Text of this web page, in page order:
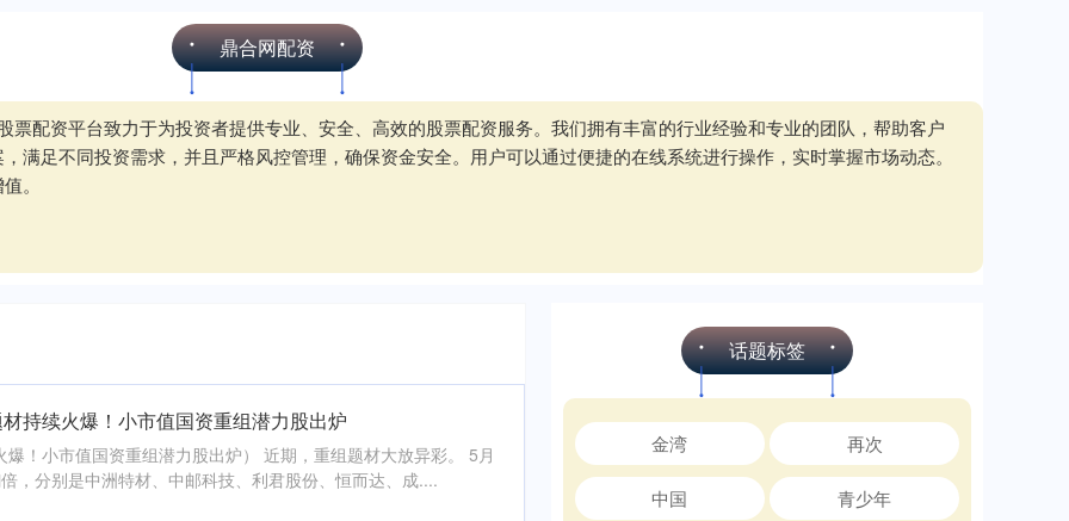
鼎合网配资
配资平台致力于为投资者提供专业、安全、高效的股票配资服务。我们拥有丰富的行业经验和专业的团队，帮助客户
满足不同投资需求，并且严格风控管理，确保资金安全。用户可以通过便捷的在线系统进行操作，实时掌握市场动态。
。
持续火爆！小市值国资重组潜力股出炉
！小市值国资重组潜力股出炉） 近期，重组题材大放异彩。 5月
，分别是中洲特材、中邮科技、利君股份、恒而达、成....
话题标签
金湾 再次
中国 青少年